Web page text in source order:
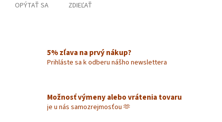
OPÝTAŤ SA ZDIEĽAŤ
5% zľava na prvý nákup?
Prihláste sa k odberu nášho newslettera
Možnosť výmeny alebo vrátenia tovaru
je u nás samozrejmosťou 🫶